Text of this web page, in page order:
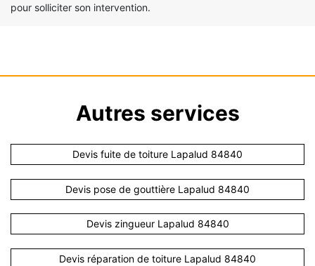
pour solliciter son intervention.
Autres services
Devis fuite de toiture Lapalud 84840
Devis pose de gouttière Lapalud 84840
Devis zingueur Lapalud 84840
Devis réparation de toiture Lapalud 84840